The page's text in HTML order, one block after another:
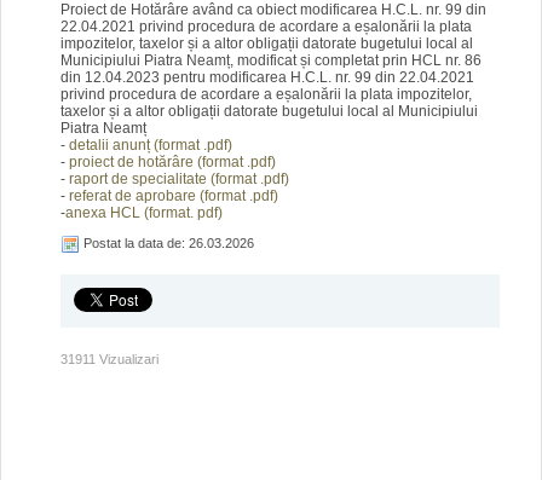
Proiect de Hotărâre având ca obiect modificarea H.C.L. nr. 99 din
22.04.2021 privind procedura de acordare a eșalonării la plata
impozitelor, taxelor și a altor obligații datorate bugetului local al
Municipiului Piatra Neamț, modificat și completat prin HCL nr. 86
din 12.04.2023 pentru modificarea H.C.L. nr. 99 din 22.04.2021
privind procedura de acordare a eșalonării la plata impozitelor,
taxelor și a altor obligații datorate bugetului local al Municipiului
Piatra Neamț
- detalii anunț (format .pdf)
- proiect de hotărâre (format .pdf)
- raport de specialitate (format .pdf)
- referat de aprobare (format .pdf)
-anexa HCL (format. pdf)
Postat la data de: 26.03.2026
31911 Vizualizari